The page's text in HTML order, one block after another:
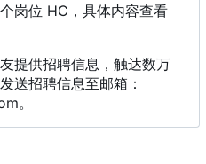
岗位 HC ， 具体内容查看
提供招聘信息 ， 触达数万
送招聘信息至邮箱 ：
。